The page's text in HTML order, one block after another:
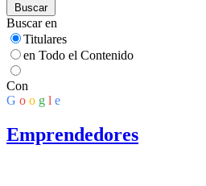
Buscar
Buscar en
Titulares
en Todo el Contenido
Con
G o o g l e
Emprendedores